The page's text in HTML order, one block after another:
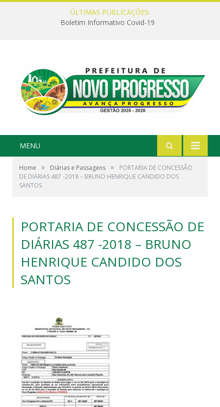
ÚLTIMAS PUBLICAÇÕES:
Boletim Informativo Covid-19
MENU
Home » Diárias e Passagens »
PORTARIA DE CONCESSÃO
DE DIÁRIAS 487 -2018 – BRUNO HENRIQUE CANDIDO DOS
SANTOS
PORTARIA DE CONCESSÃO DE
DIÁRIAS 487 -2018 – BRUNO
HENRIQUE CANDIDO DOS
SANTOS